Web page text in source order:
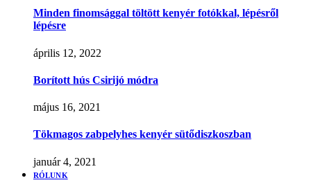
Minden finomsággal töltött kenyér fotókkal, lépésről
lépésre
április 12, 2022
Borított hús Csirijó módra
május 16, 2021
Tökmagos zabpelyhes kenyér sütődiszkoszban
január 4, 2021
RÓLUNK